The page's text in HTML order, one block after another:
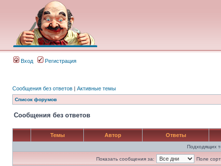
Вход Регистрация
Сообщения без ответов | Активные темы
Список форумов
Сообщения без ответов
Темы Автор Ответы
Подходящих
Показать сообщения за:
Поле